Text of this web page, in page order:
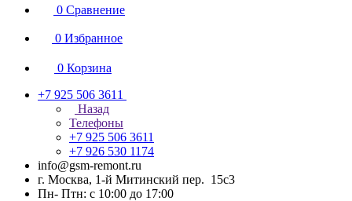
0 Сравнение
0 Избранное
0 Корзина
+7 925 506 3611
Назад
Телефоны
+7 925 506 3611
+7 926 530 1174
info@gsm-remont.ru
г. Москва, 1-й Митинский пер. 15с3
Пн- Птн: с 10:00 до 17:00